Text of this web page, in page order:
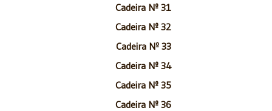
Cadeira Nº 31
Cadeira Nº 32
Cadeira Nº 33
Cadeira Nº 34
Cadeira Nº 35
Cadeira Nº 36